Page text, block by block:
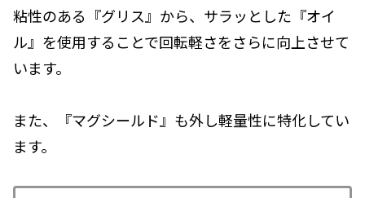
粘性のある『グリス』から、サラッとした『オイ
ル』を使用することで回転軽さをさらに向上させて
います。
また、『マグシールド』も外し軽量性に特化してい
ます。